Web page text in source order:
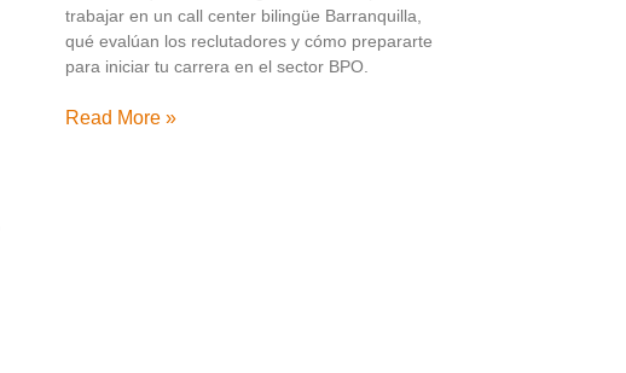
trabajar en un call center bilingüe Barranquilla,
qué evalúan los reclutadores y cómo prepararte
para iniciar tu carrera en el sector BPO.
Read More »